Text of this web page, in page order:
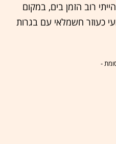
רוב הזמן בים, במקום
כעוזר חשמלאי עם בגרות
-